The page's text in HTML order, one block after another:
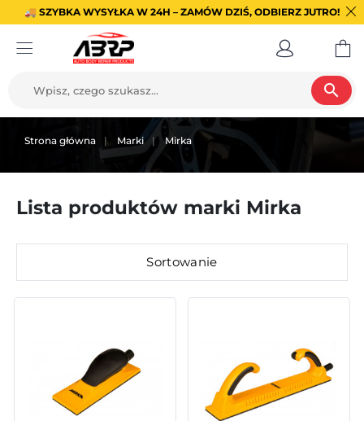
🚚 SZYBKA WYSYŁKA W 24H – ZAMÓW DZIŚ, ODBIERZ JUTRO!
search
Strona główna Marki Mirka
Lista produktów marki Mirka
Sortowanie